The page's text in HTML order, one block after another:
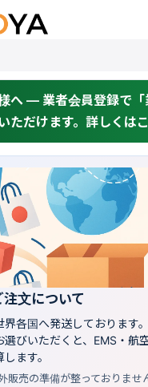
へ — 業者会員登録で「
ただけます。詳しくは
文について
界各国へ発送しております
選びいただくと、EMS・航
ます。
販売の準備が整っておりませ